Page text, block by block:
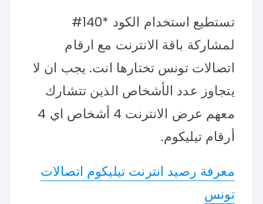
تستطيع استخدام الكود *140#
لمشاركة باقة الانترنت مع ارقام
اتصالات تونس تختارها انت. يجب ان لا
يتجاوز عدد الأشخاص الذين تتشارك
معهم عرض الانترنت 4 أشخاص اي 4
أرقام تيليكوم.
معرفة رصيد انترنت تيليكوم اتصالات
تونس